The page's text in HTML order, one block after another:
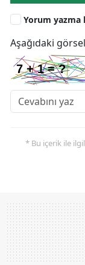
Yorum yazma
Aşağıdaki
* Bu içerik ile